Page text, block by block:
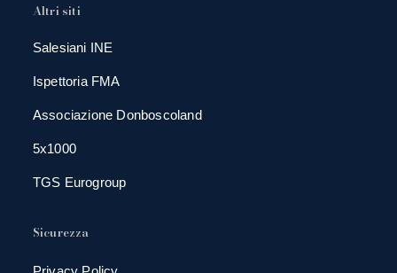
Altri siti
Salesiani INE
Ispettoria FMA
Associazione Donboscoland
5x1000
TGS Eurogroup
Sicurezza